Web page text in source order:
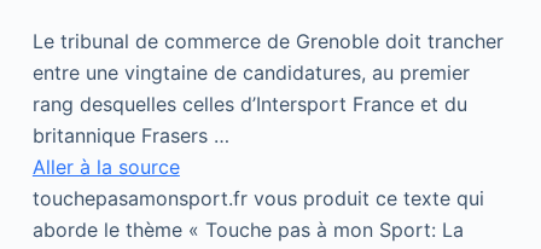
Le tribunal de commerce de Grenoble doit trancher
entre une vingtaine de candidatures, au premier
rang desquelles celles d’Intersport France et du
britannique Frasers …
Aller à la source
touchepasamonsport.fr vous produit ce texte qui
aborde le thème « Touche pas à mon Sport: La